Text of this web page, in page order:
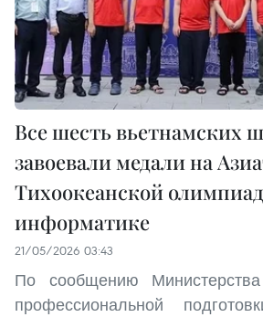
Все шесть вьетнамских
завоевали медали на
Тихоокеанской
информатике
21/05/2026 03:43
По сообщению
профессиональной